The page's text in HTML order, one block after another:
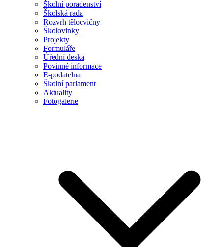
Školní poradenství
Školská rada
Rozvrh tělocvičny
Školovinky
Projekty
Formuláře
Úřední deska
Povinné informace
E-podatelna
Školní parlament
Aktuality
Fotogalerie